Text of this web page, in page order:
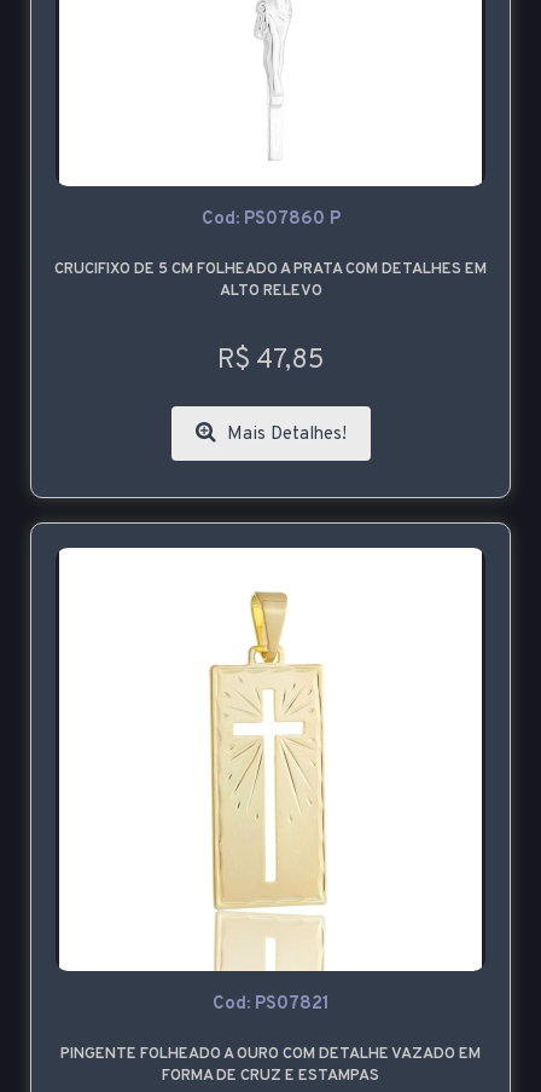
Cod: PS07860 P
CRUCIFIXO DE 5 CM FOLHEADO A PRATA COM DETALHES EM
ALTO RELEVO
R$ 47,85
Mais Detalhes!
Cod: PS07821
PINGENTE FOLHEADO A OURO COM DETALHE VAZADO EM
FORMA DE CRUZ E ESTAMPAS